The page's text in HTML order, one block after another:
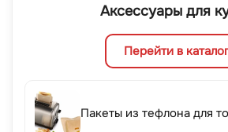
Аксессуары для
Перейти в
Пакеты из тефлона для